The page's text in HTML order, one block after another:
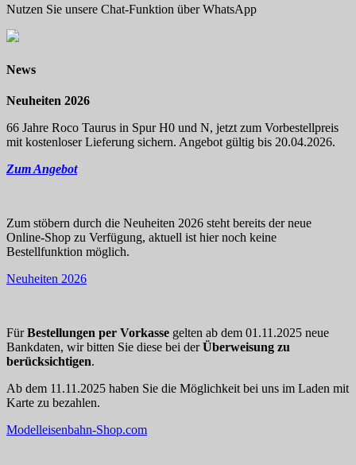
Nutzen Sie unsere Chat-Funktion über WhatsApp
News
Neuheiten 2026
66 Jahre Roco Taurus in Spur H0 und N, jetzt zum Vorbestellpreis
mit kostenloser Lieferung sichern. Angebot gültig bis 20.04.2026.
Zum Angebot
Zum stöbern durch die Neuheiten 2026 steht bereits der neue
Online-Shop zu Verfügung, aktuell ist hier noch keine
Bestellfunktion möglich.
Neuheiten 2026
FürBestellungen per Vorkasse gelten ab dem 01.11.2025 neue
Bankdaten, wir bitten Sie diese bei derÜberweisung zu
berücksichtigen.
Ab dem 11.11.2025 haben Sie die Möglichkeit bei uns im Laden mit
Karte zu bezahlen.
Modelleisenbahn-Shop.com